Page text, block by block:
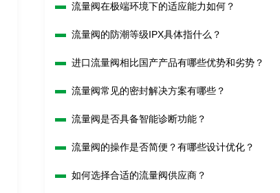
流量阀在极端环境下的适应能力如何？
流量阀的防潮等级IPX具体指什么？
进口流量阀相比国产产品有哪些优势和劣势？
流量阀常见的密封解决方案有哪些？
流量阀是否具备智能诊断功能？
流量阀的操作是否简便？有哪些设计优化？
如何选择合适的流量阀供应商？